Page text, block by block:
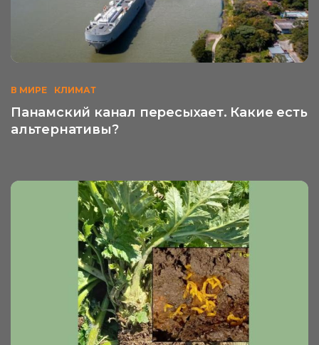
В МИРЕ КЛИМАТ
Панамский канал пересыхает. Какие есть
альтернативы?